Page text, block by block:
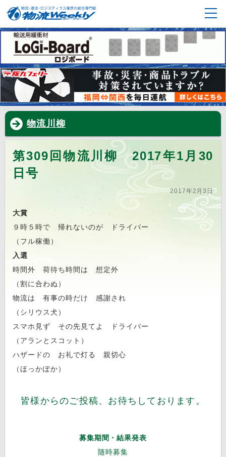
物流川柳
第309回物流川柳 2017年1月30
日号
2017年2月3日
大賞
９時５時で 帰れないのが ドライバー
（フル稼働）
入選
時間外 荷待ち時間は 想定外
（割に合わぬ）
物流は 有事の時だけ 感謝され
（シリウス犬）
スマホ見ず その先見てよ ドライバー
（アランとスコット）
ハザードの お礼で灯る 親切心
（ほっかぽか）
皆様からのご投稿、お待ちしております。
募集期間・結果発表
随時募集